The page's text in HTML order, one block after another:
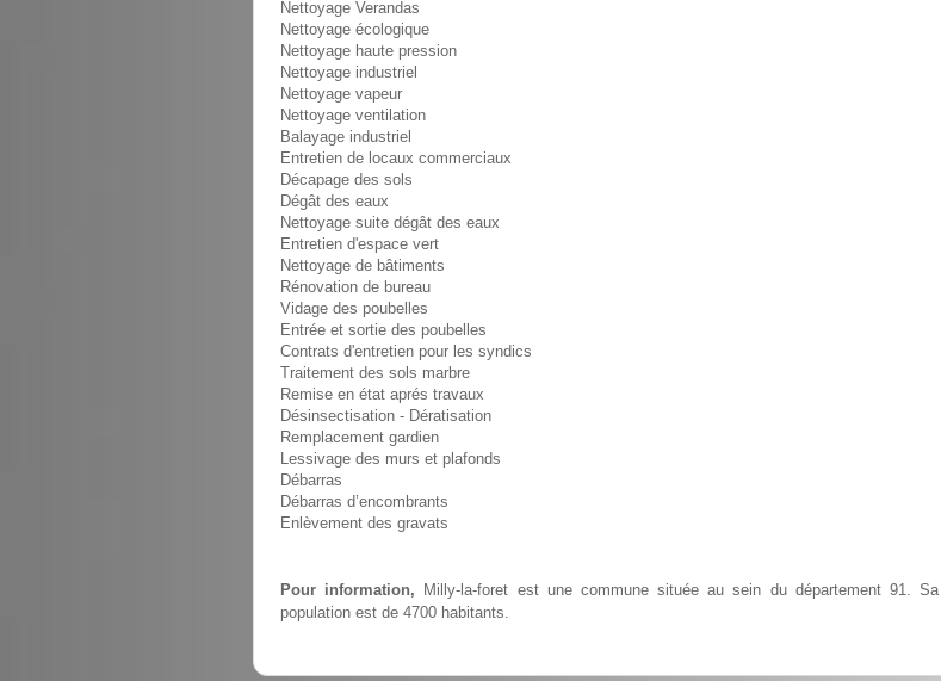
Nettoyage Verandas
Nettoyage écologique
Nettoyage haute pression
Nettoyage industriel
Nettoyage vapeur
Nettoyage ventilation
Balayage industriel
Entretien de locaux commerciaux
Décapage des sols
Dégât des eaux
Nettoyage suite dégât des eaux
Entretien d'espace vert
Nettoyage de bâtiments
Rénovation de bureau
Vidage des poubelles
Entrée et sortie des poubelles
Contrats d'entretien pour les syndics
Traitement des sols marbre
Remise en état aprés travaux
Désinsectisation - Dératisation
Remplacement gardien
Lessivage des murs et plafonds
Débarras
Débarras d’encombrants
Enlèvement des gravats
Pour information, Milly-la-foret est une commune située au sein du département 91. Sa
population est de 4700 habitants.